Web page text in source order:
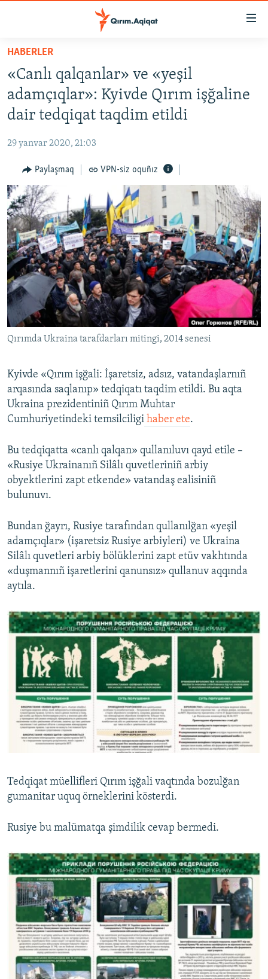
Esas
qaytmaq
Baş
navigatsiyağa
qaytmaq
Qıdıruvğa
qaytmaq
HABERLER
SİYASET
İQTİSADİYAT
MEDENİYET
İNSAN AQLARI
VİDEO
SÜRET
BLOGLAR
FİKİR
Русский
Українською
QOŞULIÑIZ!
RFE/RS bütün saytları
HABERLER
«Canlı qalqanlar» ve «yeşil
adamçıqlar»: Kyivde Qırım işğaline
dair tedqiqat taqdim etildi
29 yanvar 2020, 21:03
Paylaşmaq VPN-siz oquñız
Qırımda Ukraina tarafdarları mitingi, 2014 senesi
Kyivde «Qırım işğali: İşaretsiz, adsız, vatandaşlarnıñ
arqasında saqlanıp» tedqiqatı taqdim etildi. Bu aqta
Ukraina prezidentiniñ Qırım Muhtar
Cumhuriyetindeki temsilciligi haber ete.
Bu tedqiqatta «canlı qalqan» qullanıluvı qayd etile –
«Rusiye Ukrainanıñ Silâlı quvetleriniñ arbiy
obyektlerini zapt etkende» vatandaş ealisiniñ
bulunuvı.
Bundan ğayrı, Rusiye tarafından qullanılğan «yeşil
adamçıqlar» (işaretsiz Rusiye arbiyleri) ve Ukraina
Silâlı quvetleri arbiy bölüklerini zapt etüv vakhtında
«duşmannıñ işaretlerini qanunsız» qullanuv aqqında
aytıla.
Tedqiqat müellifleri Qırım işğali vaqtında bozulğan
gumanitar uquq örneklerini kösterdi.
Rusiye bu malümatqa şimdilik cevap bermedi.